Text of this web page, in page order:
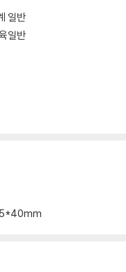
이유
일반
일반